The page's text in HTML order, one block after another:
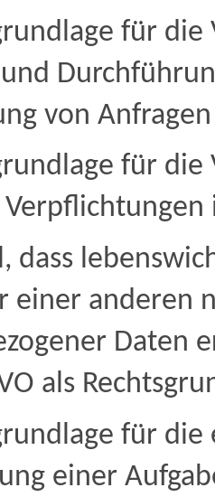
für
von
für
dass
einer anderen
Daten
als
für
einer